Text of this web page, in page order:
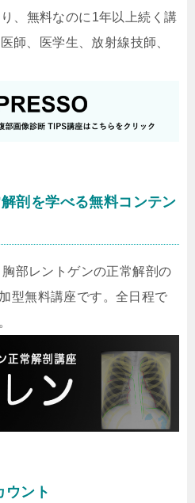
、無料なのに1年以上続く講
師、医学生、放射線技師、
剖を学べる無料コンテン
部レントゲンの正常解剖の
型無料講座です。全日程で
ウント